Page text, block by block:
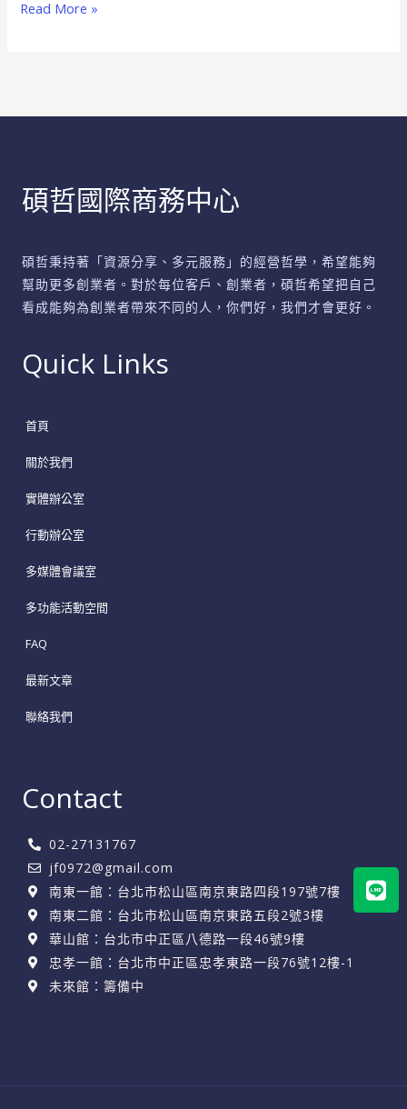
大
讓
超
支
Read More »
碩哲國際商務中心
碩哲秉持著「資源分享、多元服務」的經營哲學，希望能夠
幫助更多創業者。對於每位客戶、創業者，碩哲希望把自己
看成能夠為創業者帶來不同的人，你們好，我們才會更好。
Quick Links
首頁
關於我們
實體辦公室
行動辦公室
多媒體會議室
多功能活動空間
FAQ
最新文章
聯絡我們
Contact
02-27131767
jf0972@gmail.com
南東一館：台北市松山區南京東路四段197號7樓
南東二館：台北市松山區南京東路五段2號3樓
華山館：台北市中正區八德路一段46號9樓
忠孝一館：台北市中正區忠孝東路一段76號12樓-1
未來館：籌備中